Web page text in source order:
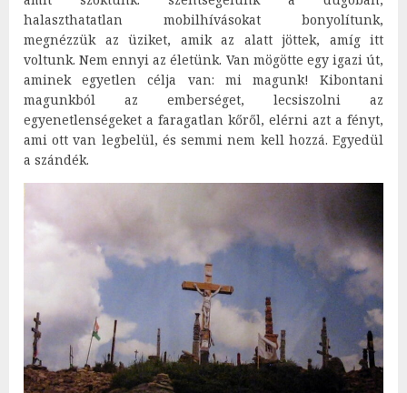
halaszthatatlan mobilhívásokat bonyolítunk,
megnézzük az üziket, amik az alatt jöttek, amíg itt
voltunk. Nem ennyi az életünk. Van mögötte egy igazi út,
aminek egyetlen célja van: mi magunk! Kibontani
magunkból az emberséget, lecsiszolni az
egyenetlenségeket a faragatlan kőről, elérni azt a fényt,
ami ott van legbelül, és semmi nem kell hozzá. Egyedül
a szándék.